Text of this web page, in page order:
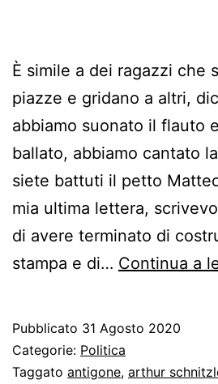
È simile a dei ragazzi che
piazze e gridano a altri,
abbiamo suonato il flauto
ballato, abbiamo cantato
siete battuti il petto
mia ultima lettera,
di avere terminato di
stampa e di… Continua a
Pubblicato 31 Agosto 2020
Categorie: Politica
Taggato antigone, arthur